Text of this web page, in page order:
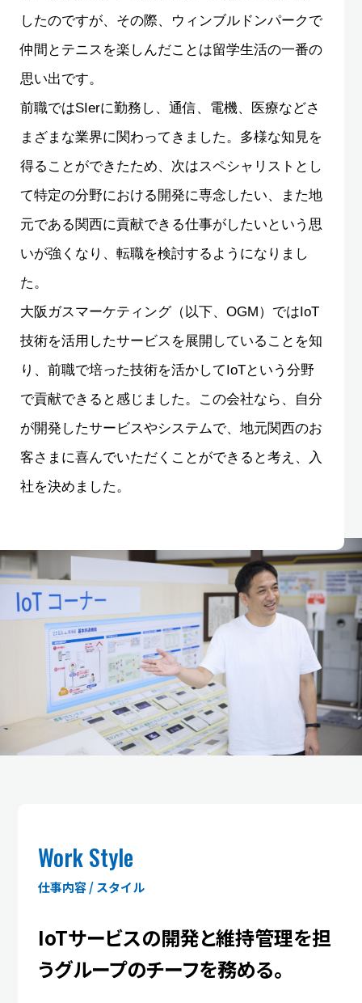
したのですが、その際、ウィンブルドンパークで
仲間とテニスを楽しんだことは留学生活の一番の
思い出です。
前職ではSIerに勤務し、通信、電機、医療などさ
まざまな業界に関わってきました。多様な知見を
得ることができたため、次はスペシャリストとし
て特定の分野における開発に専念したい、また地
元である関西に貢献できる仕事がしたいという思
いが強くなり、転職を検討するようになりまし
た。
大阪ガスマーケティング（以下、OGM）ではIoT
技術を活用したサービスを展開していることを知
り、前職で培った技術を活かしてIoTという分野
で貢献できると感じました。この会社なら、自分
が開発したサービスやシステムで、地元関西のお
客さまに喜んでいただくことができると考え、入
社を決めました。
Work Style
仕事内容 / スタイル
IoTサービスの開発と維持管理を担
うグループのチーフを務める。